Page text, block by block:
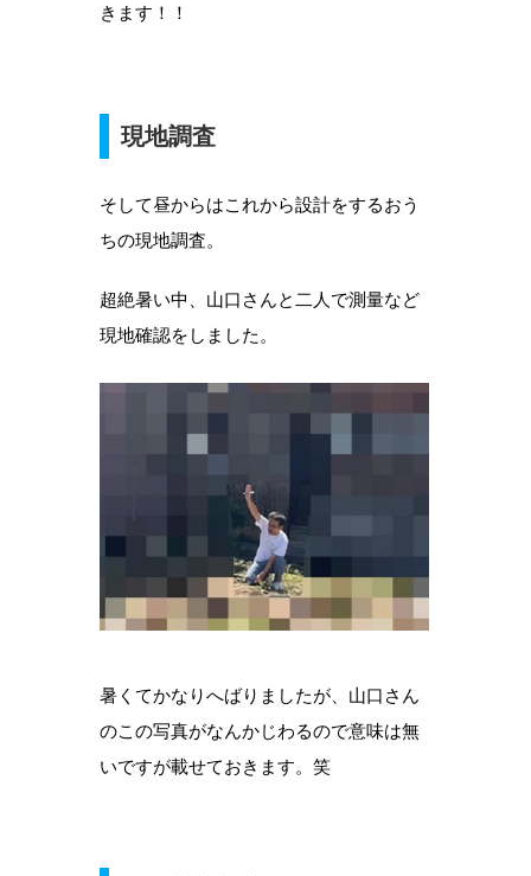
きます！！
現地調査
そして昼からはこれから設計をするおう
ちの現地調査。
超絶暑い中、山口さんと二人で測量など
現地確認をしました。
暑くてかなりへばりましたが、山口さん
のこの写真がなんかじわるので意味は無
いですが載せておきます。笑